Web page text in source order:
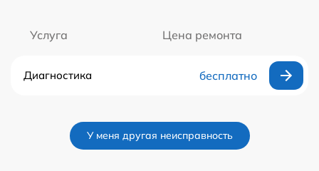
Услуга Цена ремонта
Диагностика бесплатно
У меня другая неисправность